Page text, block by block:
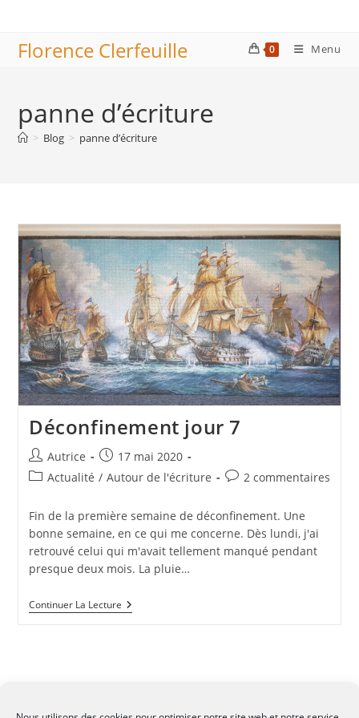
contentFlorence Clerfeuille 0 Menu
panne d’écriture
> Blog > panne d’écriture
Déconfinement jour 7
Auteur/autrice
de
Autrice
Publication
publiée :
17 mai 2020
PostActualité / Autour de l'écriture
Commentaires
la
publication :
2 commentaires
Fin de la première semaine de déconfinement. Une
bonne semaine, en ce qui me concerne. Dès lundi, j'ai
retrouvé celui qui m'avait tellement manqué pendant
presque deux mois. La pluie…
Continuer La LectureDéconfinement
Jour